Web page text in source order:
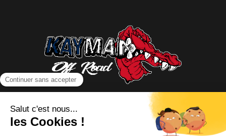
NOUS CONTACTER